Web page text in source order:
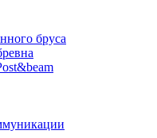
бруса